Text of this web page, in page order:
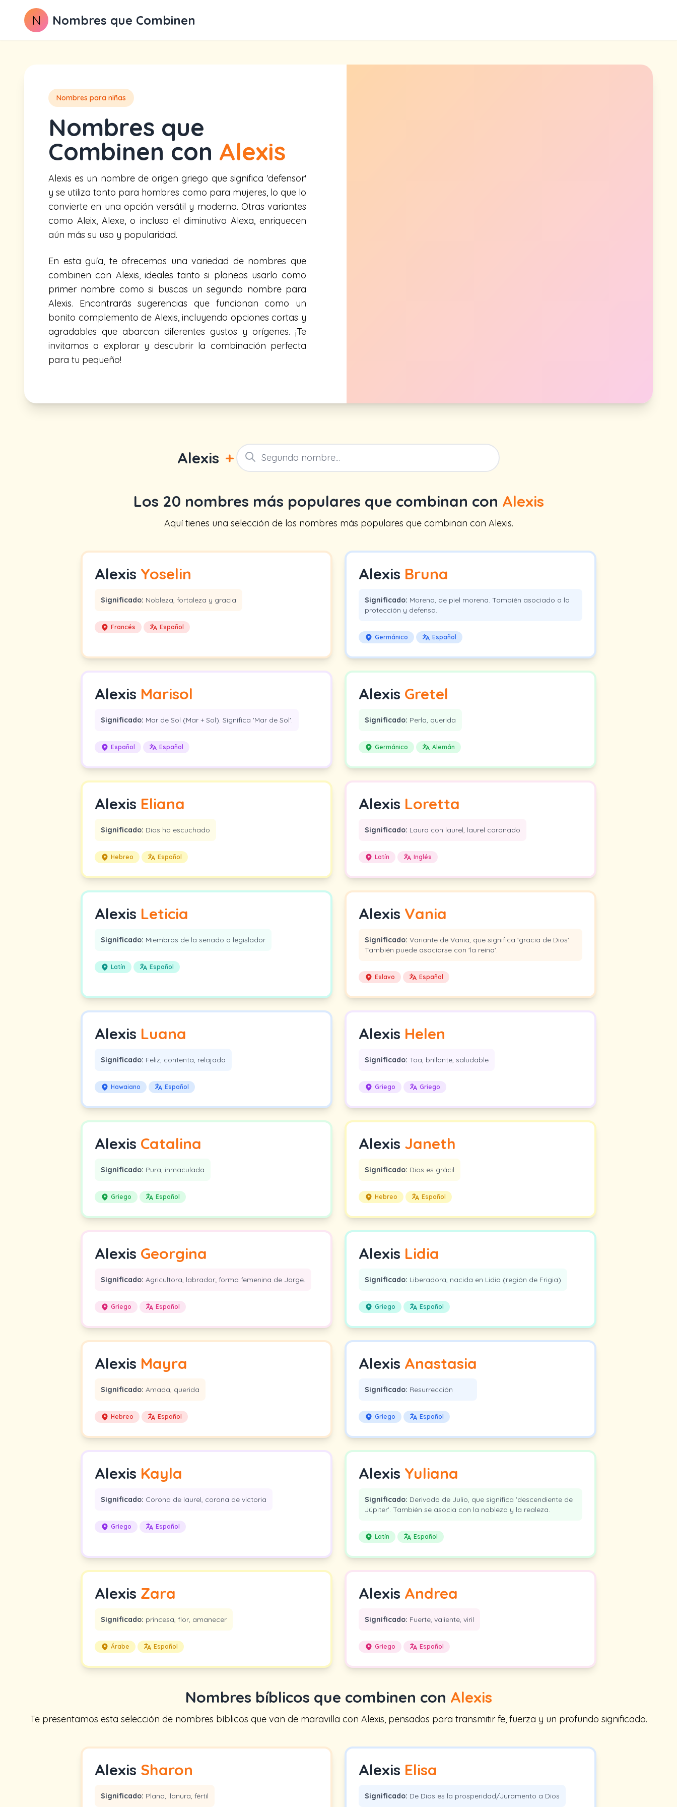
N Nombres que Combinen
Nombres para niñas
Nombres que
Combinen con Alexis
Alexis es un nombre de origen griego que significa 'defensor'
y se utiliza tanto para hombres como para mujeres, lo que lo
convierte en una opción versátil y moderna. Otras variantes
como Aleix, Alexe, o incluso el diminutivo Alexa, enriquecen
aún más su uso y popularidad.
En esta guía, te ofrecemos una variedad de nombres que
combinen con Alexis, ideales tanto si planeas usarlo como
primer nombre como si buscas un segundo nombre para
Alexis. Encontrarás sugerencias que funcionan como un
bonito complemento de Alexis, incluyendo opciones cortas y
agradables que abarcan diferentes gustos y orígenes. ¡Te
invitamos a explorar y descubrir la combinación perfecta
para tu pequeño!
Alexis +
Los 20 nombres más populares que combinan con Alexis
Aquí tienes una selección de los nombres más populares que combinan con Alexis.
Alexis Yoselin
Significado: Nobleza, fortaleza y gracia
Francés Español
Alexis Bruna
Significado: Morena, de piel morena. También asociado a la
protección y defensa.
Germánico Español
Alexis Marisol
Significado: Mar de Sol (Mar + Sol). Significa 'Mar de Sol'.
Español Español
Alexis Gretel
Significado: Perla, querida
Germánico Alemán
Alexis Eliana
Significado: Dios ha escuchado
Hebreo Español
Alexis Loretta
Significado: Laura con laurel, laurel coronado
Latín Inglés
Alexis Leticia
Significado: Miembros de la senado o legislador
Latín Español
Alexis Vania
Significado: Variante de Vania, que significa 'gracia de Dios'.
También puede asociarse con 'la reina'.
Eslavo Español
Alexis Luana
Significado: Feliz, contenta, relajada
Hawaiano Español
Alexis Helen
Significado: Toa, brillante, saludable
Griego Griego
Alexis Catalina
Significado: Pura, inmaculada
Griego Español
Alexis Janeth
Significado: Dios es grácil
Hebreo Español
Alexis Georgina
Significado: Agricultora, labrador; forma femenina de Jorge.
Griego Español
Alexis Lidia
Significado: Liberadora, nacida en Lidia (región de Frigia)
Griego Español
Alexis Mayra
Significado: Amada, querida
Hebreo Español
Alexis Anastasia
Significado: Resurrección
Griego Español
Alexis Kayla
Significado: Corona de laurel, corona de victoria
Griego Español
Alexis Yuliana
Significado: Derivado de Julio, que significa 'descendiente de
Júpiter'. También se asocia con la nobleza y la realeza.
Latín Español
Alexis Zara
Significado: princesa, flor, amanecer
Árabe Español
Alexis Andrea
Significado: Fuerte, valiente, viril
Griego Español
Nombres bíblicos que combinen con Alexis
Te presentamos esta selección de nombres bíblicos que van de maravilla con Alexis, pensados para transmitir fe, fuerza y un profundo significado.
Alexis Sharon
Significado: Plana, llanura, fértil
Alexis Elisa
Significado: De Dios es la prosperidad/Juramento a Dios